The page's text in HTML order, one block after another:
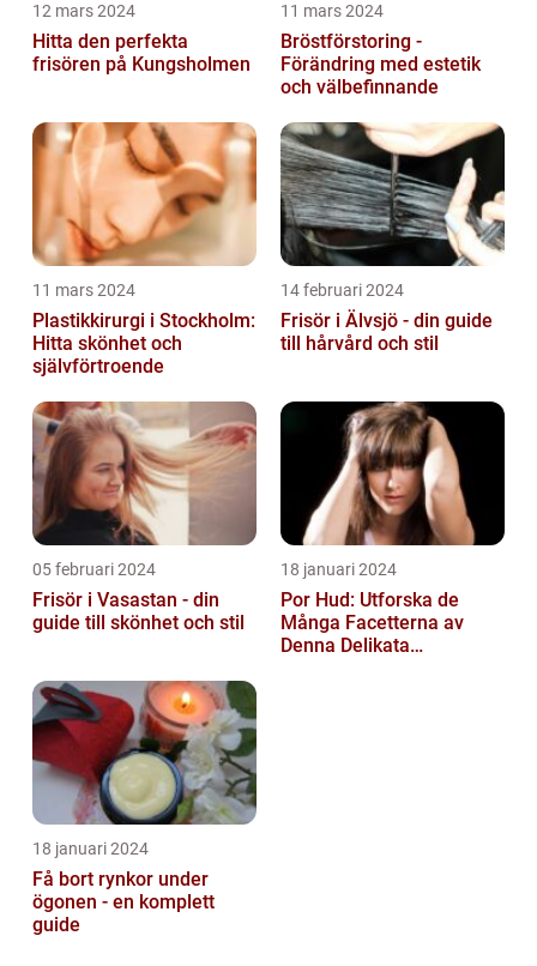
12 mars 2024
Hitta den perfekta
frisören på Kungsholmen
11 mars 2024
Bröstförstoring -
Förändring med estetik
och välbefinnande
11 mars 2024
Plastikkirurgi i Stockholm:
Hitta skönhet och
självförtroende
14 februari 2024
Frisör i Älvsjö - din guide
till hårvård och stil
05 februari 2024
Frisör i Vasastan - din
guide till skönhet och stil
18 januari 2024
Por Hud: Utforska de
Många Facetterna av
Denna Delikata
18 januari 2024
Få bort rynkor under
ögonen - en komplett
guide